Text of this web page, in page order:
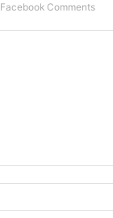
Facebook Comments